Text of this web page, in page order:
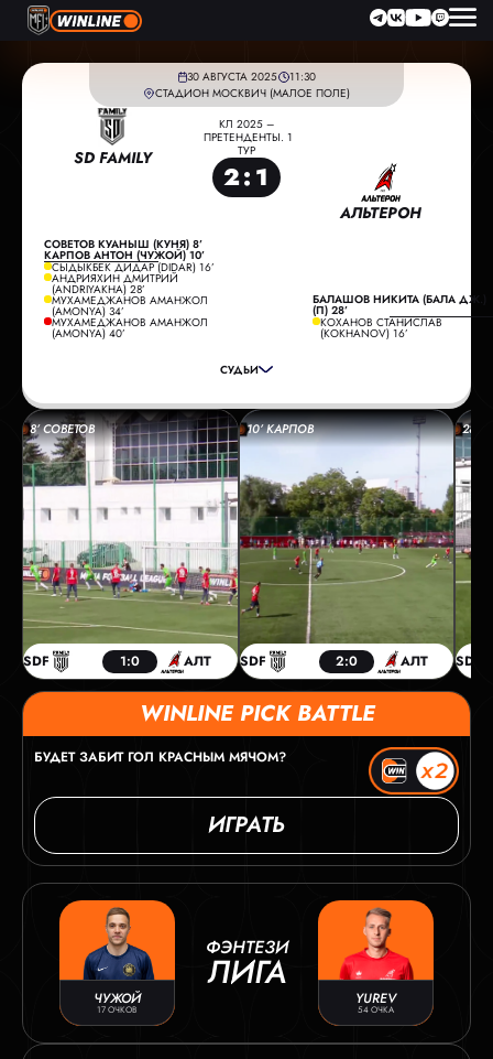
30 АВГУСТА 2025
11:30
СТАДИОН МОСКВИЧ (МАЛОЕ ПОЛЕ)
SD FAMILY
СОВЕТОВ КУАНЫШ (КУНЯ) 8’
КАРПОВ АНТОН (ЧУЖОЙ) 10’
СЫДЫКБЕК ДИДАР (DIDAR) 16’
АНДРИЯХИН ДМИТРИЙ
(ANDRIYAKHA) 28’
МУХАМЕДЖАНОВ АМАНЖОЛ
(AMONYA) 34’
МУХАМЕДЖАНОВ АМАНЖОЛ
(AMONYA) 40’
КЛ 2025 –
ПРЕТЕНДЕНТЫ. 1
ТУР
2: 1
СУДЬИ
БАЛАШОВ НИКИТА (БАЛА ДЖ.)
(П) 28’
КОХАНОВ СТАНИСЛАВ
(KOKHANOV) 16’
АЛЬТЕРОН
ГЛАВНЫЙ СУДЬЯ:
ФИЛОНОВ ИВАН
ПОМОЩНИК СУДЬИ:
РАКОВСКИЙ АЛЕКСАНДР
РЕЗЕРВНЫЙ СУДЬЯ:РОДИОНОВ АЛЕКСЕЙ
8’ СОВЕТОВ
SDF 1:0 АЛТ
10’ КАРПОВ
SDF 2:0 АЛТ
28’
SDF
WINLINE PICK BATTLE
БУДЕТ ЗАБИТ ГОЛ КРАСНЫМ МЯЧОМ?
ИГРАТЬ
ЧУЖОЙ
17 ОЧКОВ
ФЭНТЕЗИ
ЛИГА
YUREV
54 ОЧКА